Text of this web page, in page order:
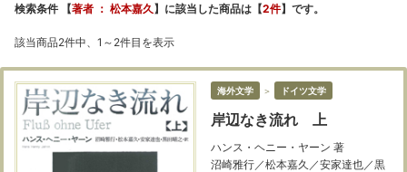
検索条件 【著者 ： 松本嘉久】に該当した商品は【2件】です。
該当商品2件中、1～2件目を表示
海外文学 ＞ ドイツ文学
岸辺なき流れ 上
ハンス・ヘニー・ヤーン 著
沼崎雅行／松本嘉久／安家達也／黒